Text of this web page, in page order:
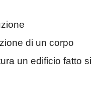
di un corpo
un edificio fatto si